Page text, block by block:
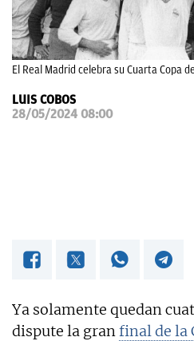
OKDIARIO
El Real Madrid celebra su Cuarta Copa
LUIS COBOS
28/05/2024 08:00
Ya solamente quedan
dispute la granfinal de la